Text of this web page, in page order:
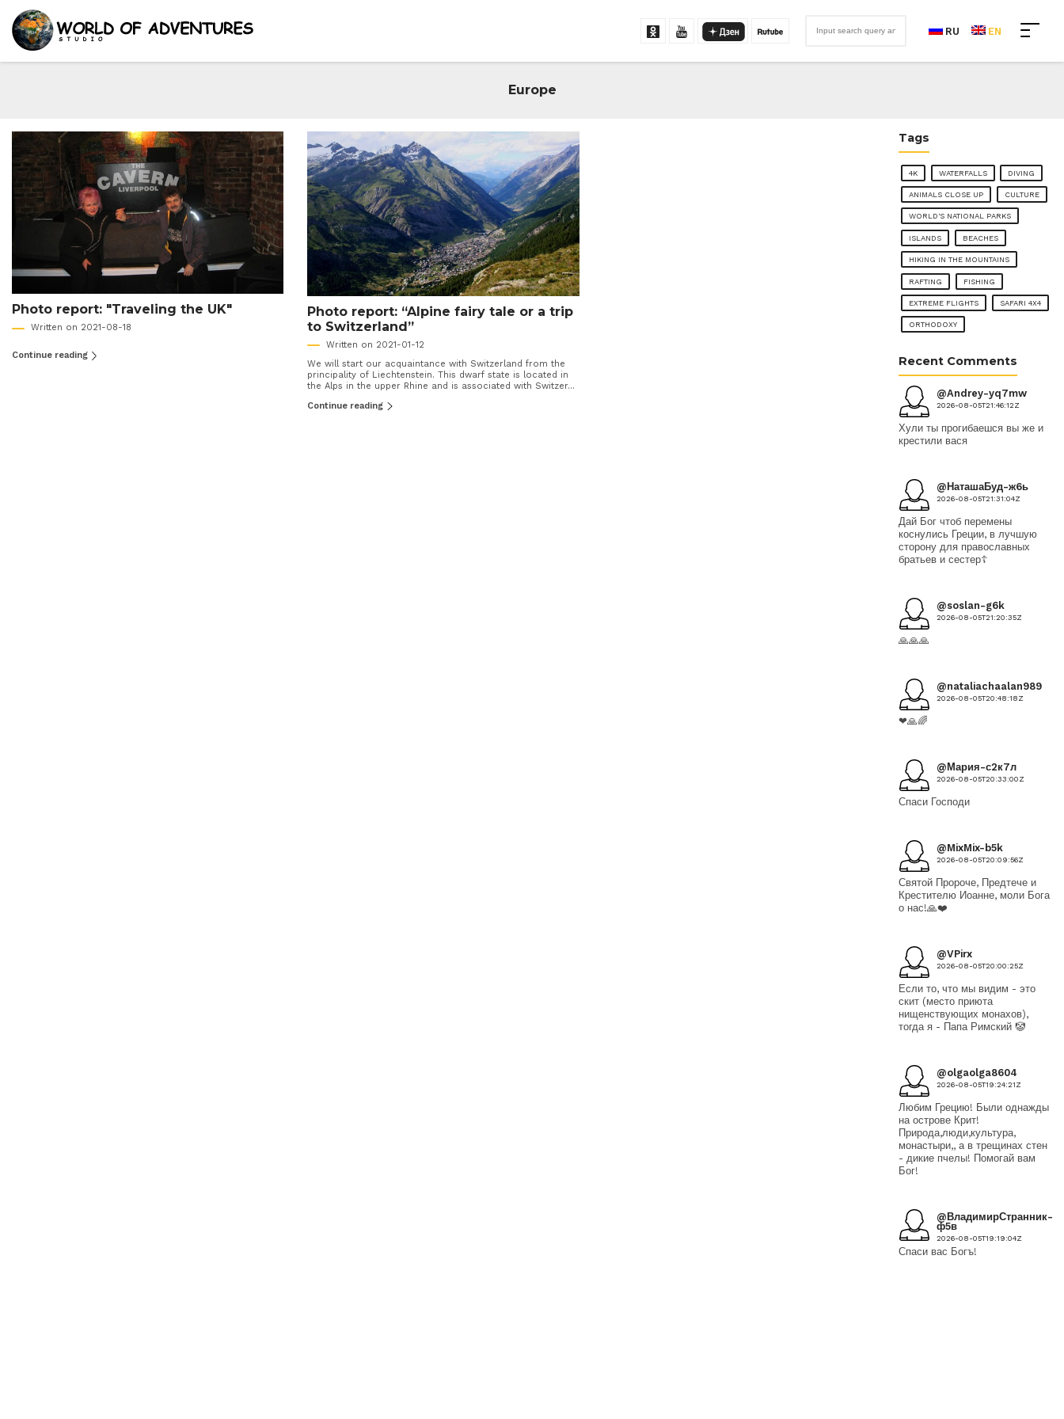
RU EN
Europe
Photo report: "Traveling the UK"
Written on 2021-08-18
Continue reading
Photo report: “Alpine fairy tale or a trip
to Switzerland”
Written on 2021-01-12
We will start our acquaintance with Switzerland from the
principality of Liechtenstein. This dwarf state is located in
the Alps in the upper Rhine and is associated with Switzer...
Continue reading
Tags
4K WATERFALLS DIVING
ANIMALS CLOSE UP CULTURE
WORLD'S NATIONAL PARKS
ISLANDS BEACHES
HIKING IN THE MOUNTAINS
RAFTING FISHING
EXTREME FLIGHTS SAFARI 4X4
ORTHODOXY
Recent Comments
@Andrey-yq7mw
2026-08-05T21:46:12Z
Хули ты прогибаешся вы же и
крестили вася
@НаташаБуд-ж6ь
2026-08-05T21:31:04Z
Дай Бог чтоб перемены
коснулись Греции, в лучшую
сторону для православных
братьев и сестер☦️
@soslan-g6k
2026-08-05T21:20:35Z
🙏🙏🙏
@nataliachaalan989
2026-08-05T20:48:18Z
❤🙏🌈
@Мария-с2к7л
2026-08-05T20:33:00Z
Спаси Господи
@MixMix-b5k
2026-08-05T20:09:56Z
Святой Пророче, Предтече и
Крестителю Иоанне, моли Бога
о нас!🙏❤️
@VPirx
2026-08-05T20:00:25Z
Если то, что мы видим - это
скит (место приюта
нищенствующих монахов),
тогда я - Папа Римский 🤡
@olgaolga8604
2026-08-05T19:24:21Z
Любим Грецию! Были однажды
на острове Крит!
Природа,люди,культура,
монастыри,, а в трещинах стен
- дикие пчелы! Помогай вам
Бог!
@ВладимирСтранник-
ф5в
2026-08-05T19:19:04Z
Спаси вас Богъ!